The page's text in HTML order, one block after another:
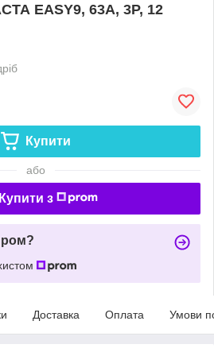
EASY9, 63A, 3P, 12
Купити
або
Купити з
Доставка Оплата Умови